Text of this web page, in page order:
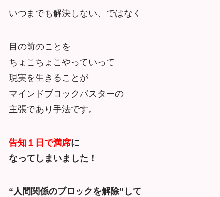
いつまでも解決しない、ではなく
目の前のことを
ちょこちょこやっていって
現実を生きることが
マインドブロックバスターの
主張であり手法です。
告知１日で満席に
なってしまいました！
“人間関係のブロックを解除”して